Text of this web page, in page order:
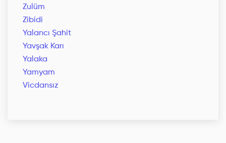
Zulüm
Zibidi
Yalancı Şahit
Yavşak Karı
Yalaka
Yamyam
Vicdansız